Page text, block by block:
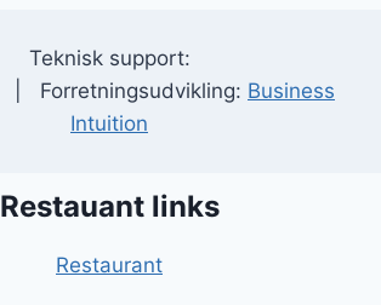
Teknisk support:
| Forretningsudvikling: Business
Intuition
Restauant links
Restaurant